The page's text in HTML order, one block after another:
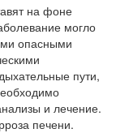
на фоне
могло
опасными
пути,
и лечение.
печени.